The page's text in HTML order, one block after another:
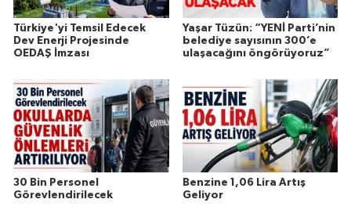
Türkiye'yi Temsil Edecek
Dev Enerji Projesinde
OEDAŞ İmzası
Yaşar Tüzün: “YENİ Parti’nin
belediye sayısının 300’e
ulaşacağını öngörüyoruz”
30 Bin Personel
Görevlendirilecek
Benzine 1,06 Lira Artış
Geliyor